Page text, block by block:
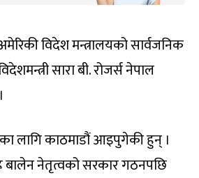
विदेश मन्त्रालयको सार्वजनिक
सारा बी. रोजर्स नेपाल
लागि काठमाडौं आइपुगेकी हुन् ।
बालेन नेतृत्वको सरकार गठनपछि